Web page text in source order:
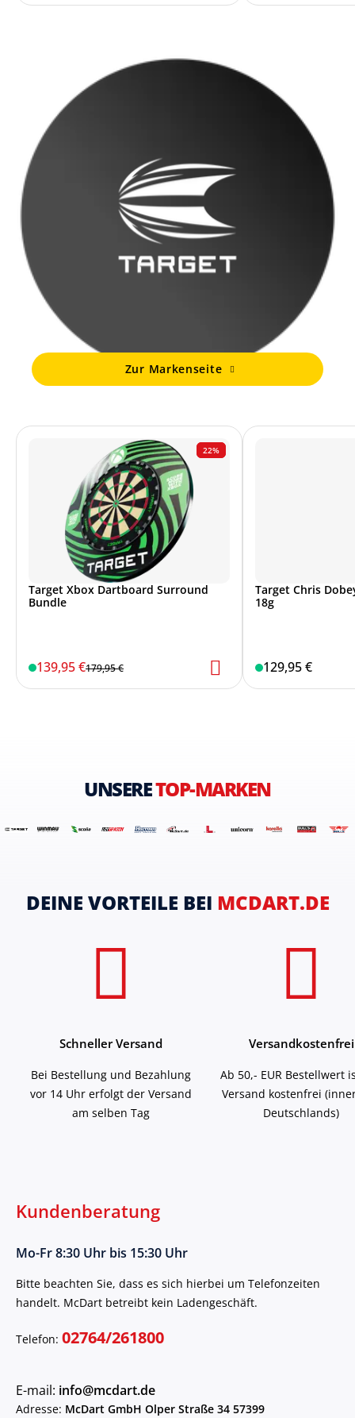
Zur Markenseite
22%
Target Xbox Dartboard Surround
Bundle
139,95 €179,95 €
Target Chris
18g
129,95 €
UNSERETOP-MARKEN
DEINE VORTEILE BEI MCDART.DE
Schneller Versand
Bei Bestellung und Bezahlung
vor 14 Uhr erfolgt der Versand
am selben Tag
Versandkostenfrei
Ab 50,- EUR Bestellwert
Versand kostenfrei
Deutschlands)
Kundenberatung
Mo-Fr 8:30 Uhr bis 15:30 Uhr
Bitte beachten Sie, dass es sich hierbei um Telefonzeiten
handelt. McDart betreibt kein Ladengeschäft.
Telefon: 02764/261800
E-mail: info@mcdart.de
Adresse: McDart GmbH Olper Straße 34 57399